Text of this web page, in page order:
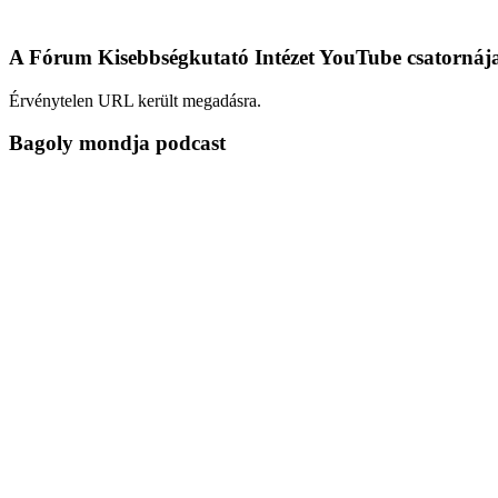
A Fórum Kisebbségkutató Intézet YouTube
Érvénytelen URL került megadásra.
Bagoly mondja podcast